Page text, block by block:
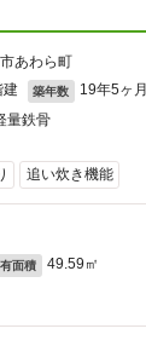
あわら町
建 築年数 19年5ヶ月
量鉄骨
追い炊き機能
面積 49.59㎡